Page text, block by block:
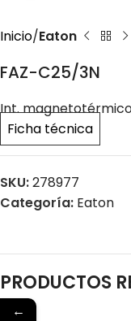
Inicio Eaton
FAZ-C25/3N
Int. magnetotérmico
Ficha técnica
SKU:278977
Categoría: Eaton
PRODUCTOS
←